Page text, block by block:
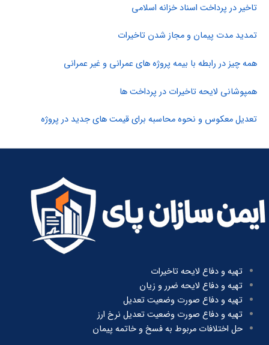
تاخیر در پرداخت اسناد خزانه اسلامی
تمدید مدت پیمان و مجاز شدن تاخیرات
همه چیز در رابطه با بیمه پروژه های عمرانی و غیر عمرانی
همپوشانی لایحه تاخیرات در پرداخت ها
تعدیل معکوس و نحوه محاسبه برای قیمت های جدید در پروژه
تهیه و دفاع لایحه تاخیرات
تهیه و دفاع لایحه ضرر و زیان
تهیه و دفاع صورت وضعیت تعدیل
تهیه و دفاع صورت وضعیت تعدیل نرخ ارز
حل اختلافات مربوط به فسخ و خاتمه پیمان